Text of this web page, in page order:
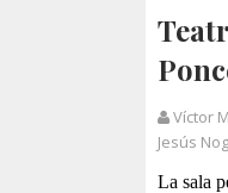
Víctor
Jesús
La sala